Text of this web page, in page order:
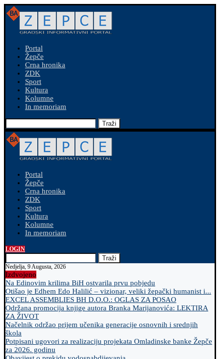
Portal
Žepče
Crna hronika
ZDK
Sport
Kultura
Kolumne
In memoriam
Traži
Portal
Žepče
Crna hronika
ZDK
Sport
Kultura
Kolumne
In memoriam
LOGIN
Traži
Nedjelja, 9 Augusta, 2026
Izdvojeno
Na Edinovim krilima BiH ostvarila prvu pobjedu
Otišao je Edhem Edo Halilić – vizionar, veliki žepački humanist i...
EXCEL ASSEMBLIES BH D.O.O.: OGLAS ZA POSAO
Održana promocija knjige autora Branka Marijanovića: LEKTIRA
ZA ŽIVOT
Načelnik održao prijem učenika generacije osnovnih i srednjih
škola
Potpisani ugovori za realizaciju projekata Omladinske banke Žepče
za 2026. godinu